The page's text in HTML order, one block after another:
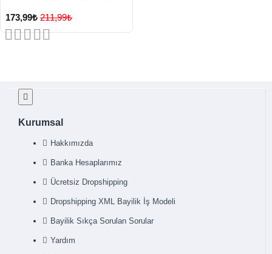
173,99₺ 211,99₺
Kurumsal
Hakkımızda
Banka Hesaplarımız
Ücretsiz Dropshipping
Dropshipping XML Bayilik İş Modeli
Bayilik Sıkça Sorulan Sorular
Yardım